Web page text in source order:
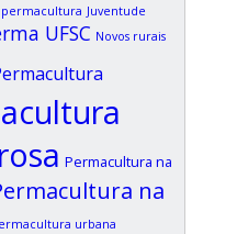
Juventude
UFSC Novos rurais
Permacultura na
na
urbana